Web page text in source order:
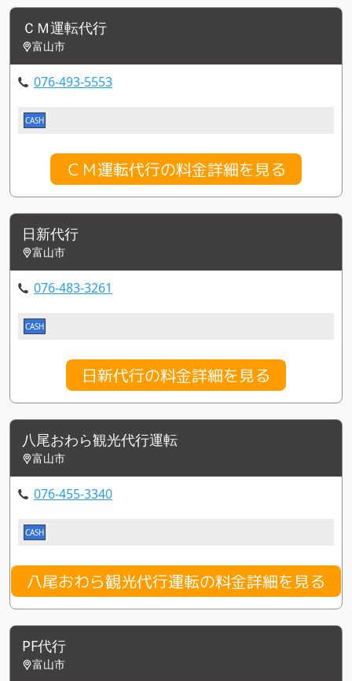
ＣＭ運転代行
富山市
076-493-5553
CASH
ＣＭ運転代行の料金詳細を見る
日新代行
富山市
076-483-3261
CASH
日新代行の料金詳細を見る
八尾おわら観光代行運転
富山市
076-455-3340
CASH
八尾おわら観光代行運転の料金詳細を見る
PF代行
富山市